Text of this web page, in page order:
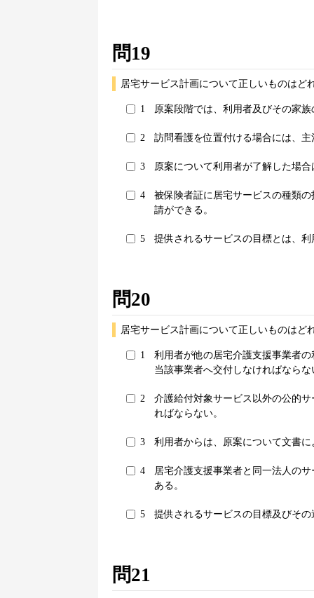
問19
居宅サービス計画について正しいものはど
1 原案段階では、利用者及びその家
2 訪問看護を位置付ける場合には、
3 原案について利用者が了解した場
4
被保険者証に居宅サービスの種類
請ができる。
5 提供されるサービスの目標とは、
問20
居宅サービス計画について正しいものはど
1
利用者が他の居宅介護支援事業者
当該事業者へ交付しなければならな
2
介護給付対象サービス以外の公的
ればならない。
3 利用者からは、原案について文書
4
居宅介護支援事業者と同一法人の
ある。
5 提供されるサービスの目標及びそ
問21